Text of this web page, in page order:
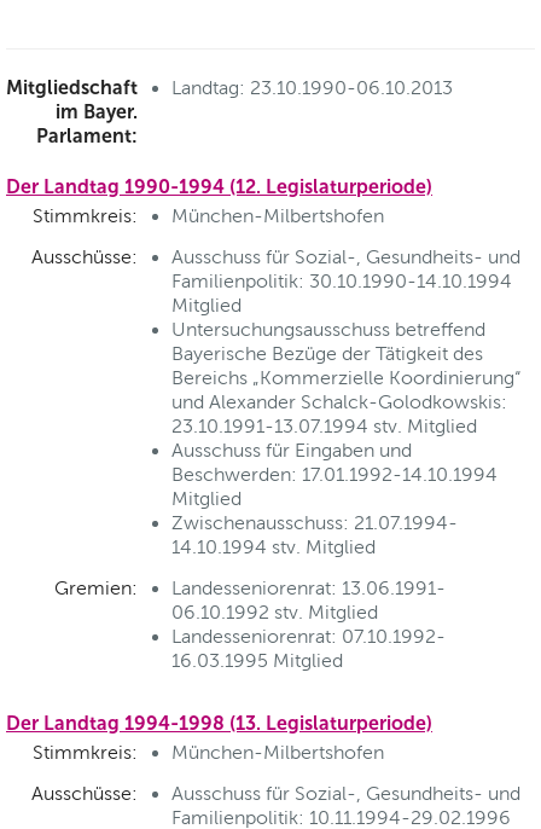
Mitgliedschaft
im Bayer.
Parlament:
Landtag: 23.10.1990-06.10.2013
Der Landtag 1990-1994 (12. Legislaturperiode)
Stimmkreis:
München-Milbertshofen
Ausschüsse:
Ausschuss für Sozial-, Gesundheits- und
Familienpolitik: 30.10.1990-14.10.1994
Mitglied
Untersuchungsausschuss betreffend
Bayerische Bezüge der Tätigkeit des
Bereichs „Kommerzielle Koordinierung“
und Alexander Schalck-Golodkowskis:
23.10.1991-13.07.1994 stv. Mitglied
Ausschuss für Eingaben und
Beschwerden: 17.01.1992-14.10.1994
Mitglied
Zwischenausschuss: 21.07.1994-
14.10.1994 stv. Mitglied
Gremien:
Landesseniorenrat: 13.06.1991-
06.10.1992 stv. Mitglied
Landesseniorenrat: 07.10.1992-
16.03.1995 Mitglied
Der Landtag 1994-1998 (13. Legislaturperiode)
Stimmkreis:
München-Milbertshofen
Ausschüsse:
Ausschuss für Sozial-, Gesundheits- und
Familienpolitik: 10.11.1994-29.02.1996